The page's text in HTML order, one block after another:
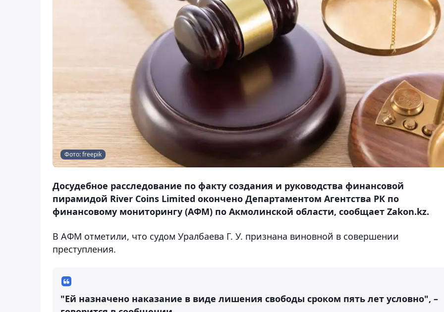
Фото: freepik
Досудебное расследование по факту создания и руководства финансовой
пирамидой River Coins Limited окончено Департаментом Агентства РК по
финансовому мониторингу (АФМ) по Акмолинской области, сообщает Zakon.kz.
В АФМ отметили, что судом Уралбаева Г. У. признана виновной в совершении
преступления.
"Ей назначено наказание в виде лишения свободы сроком пять лет условно", –